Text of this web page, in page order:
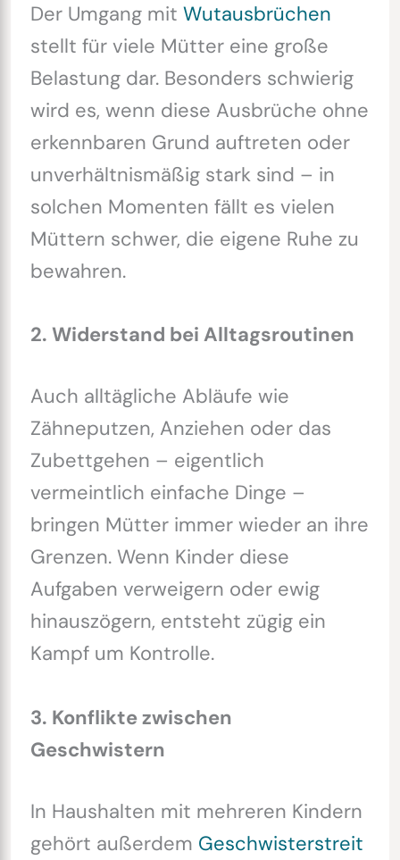
Der Umgang mit Wutausbrüchen
stellt für viele Mütter eine große
Belastung dar. Besonders schwierig
wird es, wenn diese Ausbrüche ohne
erkennbaren Grund auftreten oder
unverhältnismäßig stark sind – in
solchen Momenten fällt es vielen
Müttern schwer, die eigene Ruhe zu
bewahren.
2. Widerstand bei Alltagsroutinen
Auch alltägliche Abläufe wie
Zähneputzen, Anziehen oder das
Zubettgehen – eigentlich
vermeintlich einfache Dinge –
bringen Mütter immer wieder an ihre
Grenzen. Wenn Kinder diese
Aufgaben verweigern oder ewig
hinauszögern, entsteht zügig ein
Kampf um Kontrolle.
3. Konflikte zwischen
Geschwistern
In Haushalten mit mehreren Kindern
gehört außerdem Geschwisterstreit